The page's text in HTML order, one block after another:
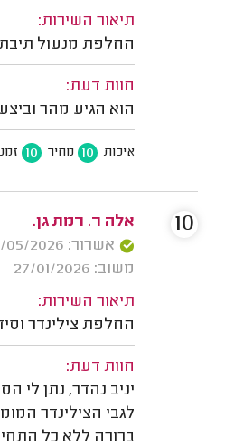
תיאור השירות:
החלפת מנעול
חוות דעת:
הוא הגיע מהר
איכות 10 מחיר 10
אלה ר. רמת גן.
אשרור: 28/05/2026
משוב: 27/01/2026
תיאור השירות:
החלפת צילינדר
חוות דעת:
יניב נהדר, נתן לי
לגבי הצילינדר
ברורה ללא כל
10